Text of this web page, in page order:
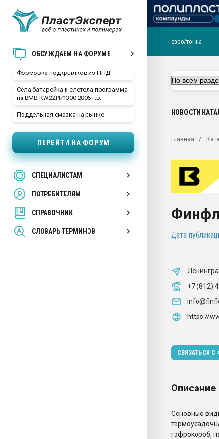
ОБСУЖДАЕМ НА ФОРУМЕ
Формовка подкрылков из ПНД
Села батарейка и слетела программа
на BMB KW22PI/1300 2006 г.в.
Поддельная смазка на рынке
ПЕРЕЙТИ НА ФОРУМ
СПЕЦИАЛИСТАМ
ПОТРЕБИТЕЛЯМ
СПРАВОЧНИК
СЛОВАРЬ ТЕРМИНОВ
29.07.2026 ФРП помог
Вакуум-формовочные
ближайшее
28.07.2026
первый план в
пластмасс
ситуацией на
бутылок
евро/тонна
НОВОСТИ
Главная
Дата
+7 (812)
https://
СВЯЗАТЬСЯ С
Описание
Основные
гофрокороб,